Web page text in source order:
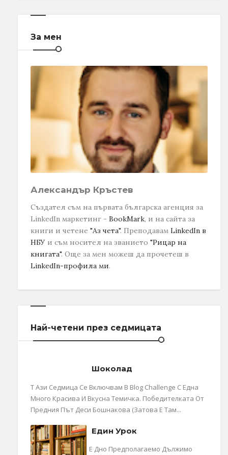
За мен
Александър Кръстев
Създател съм на първата българска агенция за
LinkedIn маркетинг - BookMark, и на сайта за
книги и четене "Аз чета". Преподавам LinkedIn в
НБУ и съм носител на званието "Рицар на
книгата". Още за мен можеш да прочетеш в
LinkedIn-профила ми.
Най-четени през седмицата
Шоколад
Т Ази Седмица Се Включвам В Blog Challenge С Една
Много Красива И Вкусна Темичка. Победителката От
Предния Път Деси Бошнакова (затова Е Там...
Един Урок
Е Дно Предполагаемо Дължимо